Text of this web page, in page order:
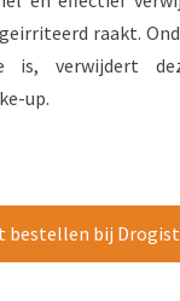
raakt.
is, verwijdert
up.
bestellen bij